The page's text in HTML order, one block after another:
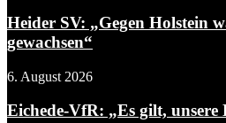
Heider SV: „Gegen Holstein
gewachsen“
6. August 2026
Eichede-VfR: „Es gilt, unsere